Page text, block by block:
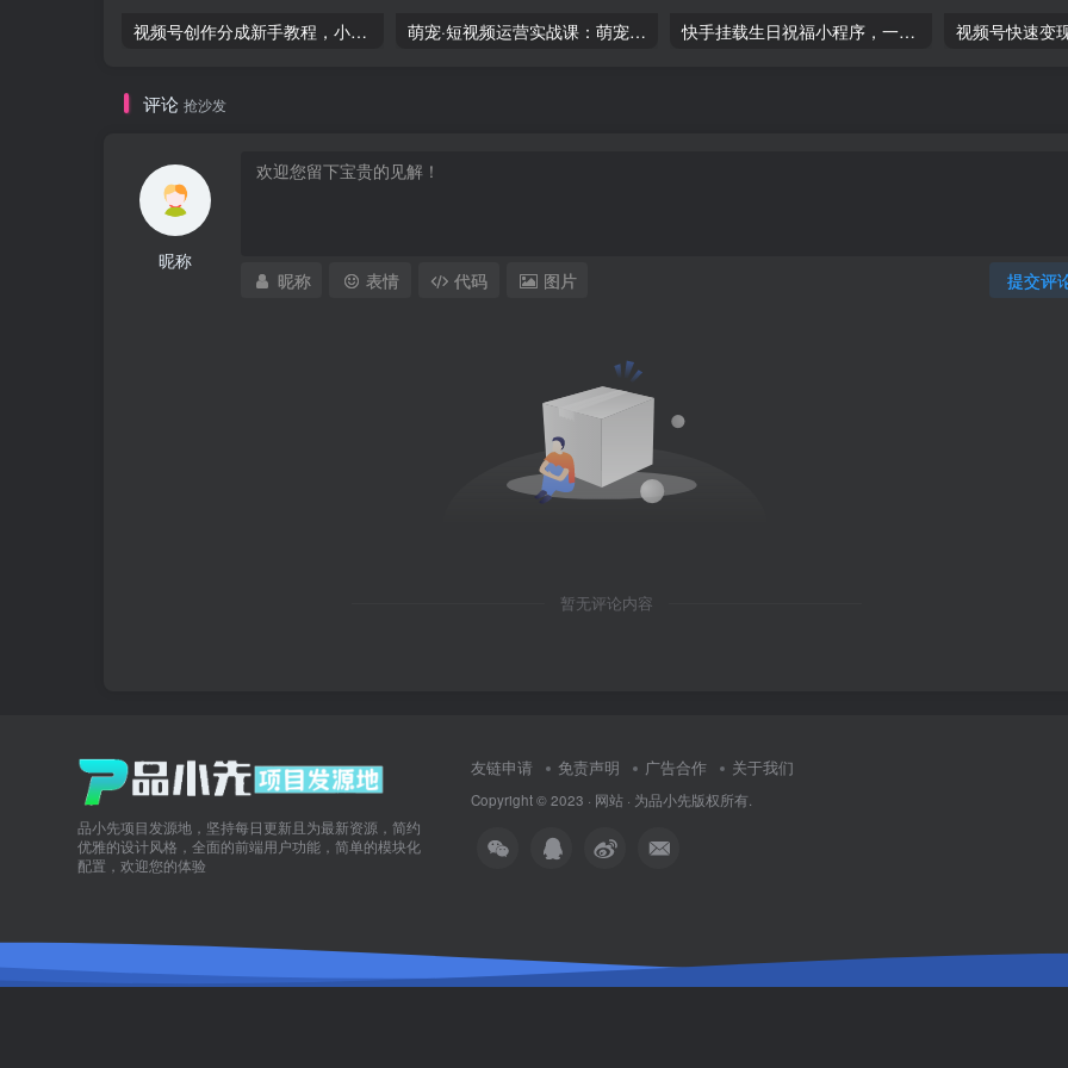
视频号创作分成新手教程，小白轻松上手，简单搬运，轻松日赚 300+-品小先项目发源地 萌宠·短视频运营实战课：萌宠好物带货 0 基础到进阶（共 38 节课）-品小先项目发源地 快手挂载生日祝福小程序，一天收入300+，小白轻松上手-品小先项目发源地
评论 抢沙发
昵称
提交评
昵称 表情 代码 图片
暂无评论内容
品小先项目发源地，坚持每日更新且为最新资源，简约
优雅的设计风格，全面的前端用户功能，简单的模块化
配置，欢迎您的体验
友链申请 免责声明 广告合作 关于我们
Copyright © 2023 · 网站 · 为品小先版权所有.